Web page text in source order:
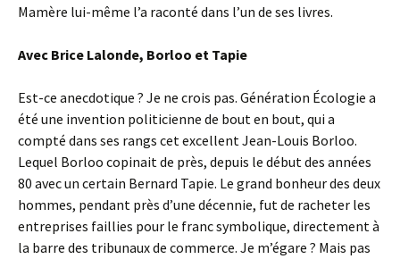
Mamère lui-même l’a raconté dans l’un de ses livres.
Avec Brice Lalonde, Borloo et Tapie
Est-ce anecdotique ? Je ne crois pas. Génération Écologie a
été une invention politicienne de bout en bout, qui a
compté dans ses rangs cet excellent Jean-Louis Borloo.
Lequel Borloo copinait de près, depuis le début des années
80 avec un certain Bernard Tapie. Le grand bonheur des deux
hommes, pendant près d’une décennie, fut de racheter les
entreprises faillies pour le franc symbolique, directement à
la barre des tribunaux de commerce. Je m’égare ? Mais pas